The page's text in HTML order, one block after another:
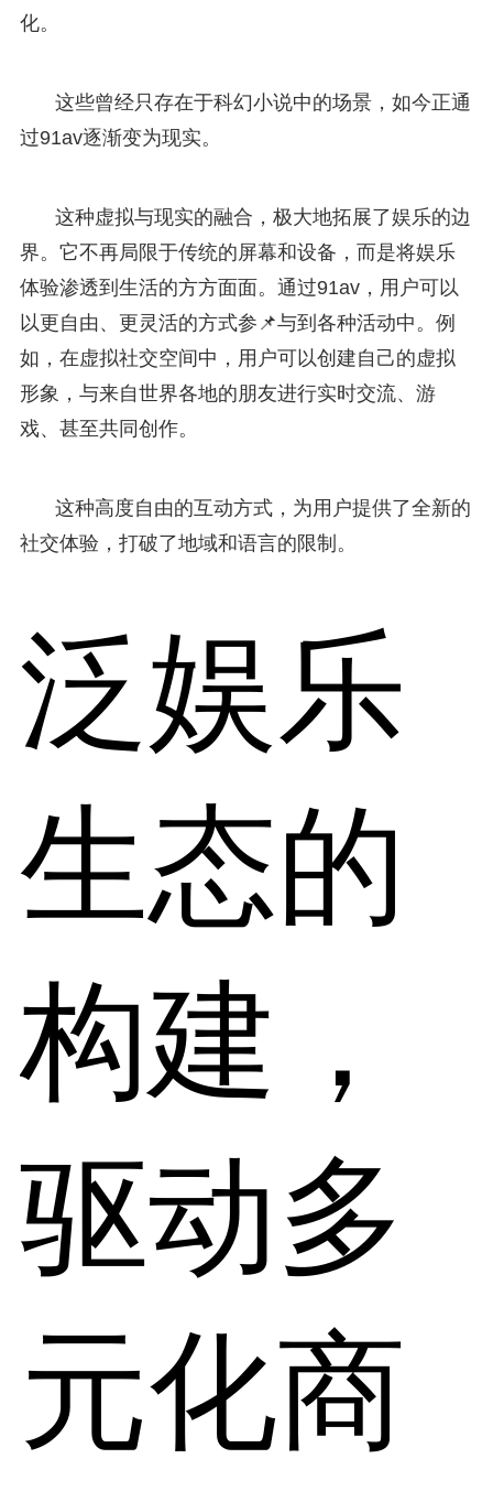
化。
这些曾经只存在于科幻小说中的场景，如今正通
过91av逐渐变为现实。
这种虚拟与现实的融合，极大地拓展了娱乐的边
界。它不再局限于传统的屏幕和设备，而是将娱乐
体验渗透到生活的方方面面。通过91av，用户可以
以更自由、更灵活的方式参📌与到各种活动中。例
如，在虚拟社交空间中，用户可以创建自己的虚拟
形象，与来自世界各地的朋友进行实时交流、游
戏、甚至共同创作。
这种高度自由的互动方式，为用户提供了全新的
社交体验，打破了地域和语言的限制。
泛娱乐
生态的
构建，
驱动多
元化商